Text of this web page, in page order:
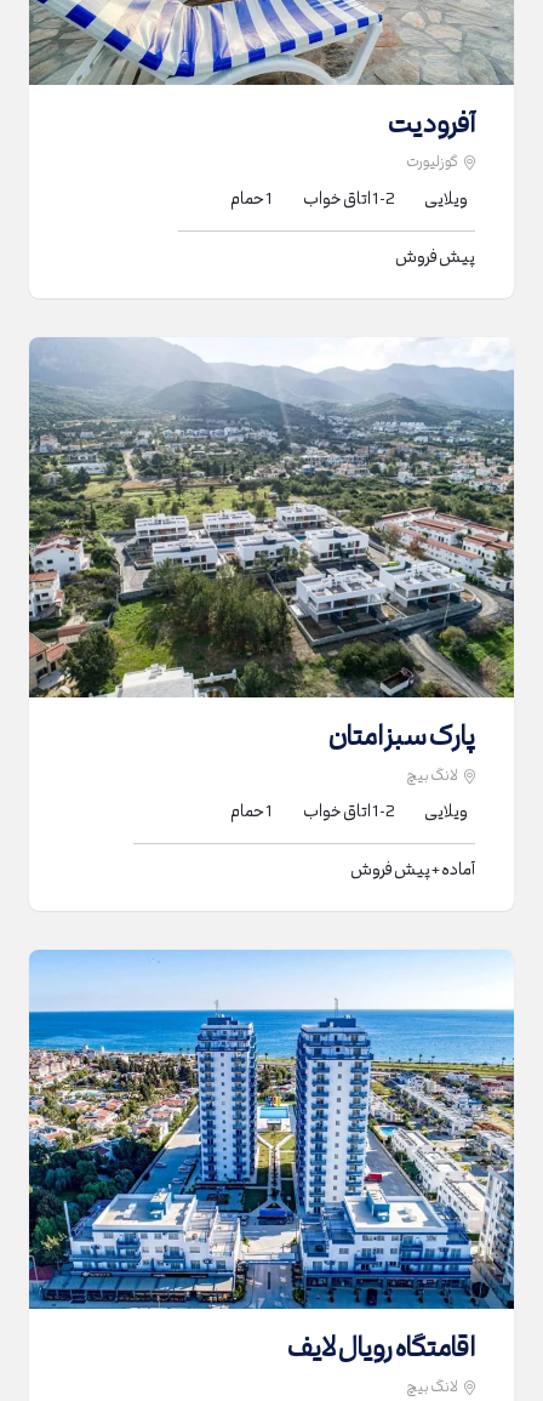
آفرودیت
گوزلیورت
ویلایی 1-2اتاق خواب 1حمام
پیش فروش
پارک سبز امتان
لانگ بیچ
ویلایی 1-2اتاق خواب 1حمام
آماده + پیش فروش
اقامتگاه رویال لایف
لانگ بیچ